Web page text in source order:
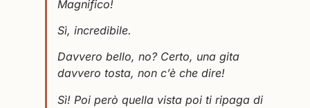
Magnifico!
Sì, incredibile.
Davvero bello, no? Certo, una gita
davvero tosta, non c’è che dire!
Sì! Poi però quella vista poi ti ripaga di